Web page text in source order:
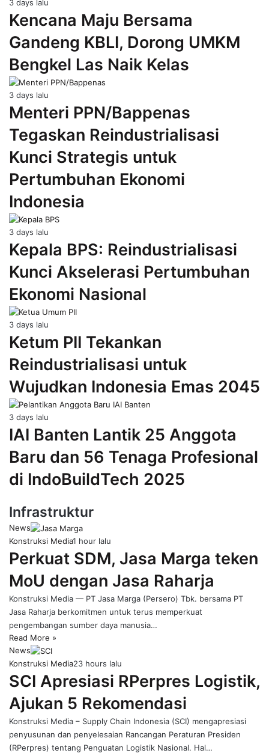
3 days lalu
Kencana Maju Bersama
Gandeng KBLI, Dorong UMKM
Bengkel Las Naik Kelas
3 days lalu
Menteri PPN/Bappenas
Tegaskan Reindustrialisasi
Kunci Strategis untuk
Pertumbuhan Ekonomi
Indonesia
3 days lalu
Kepala BPS: Reindustrialisasi
Kunci Akselerasi Pertumbuhan
Ekonomi Nasional
3 days lalu
Ketum PII Tekankan
Reindustrialisasi untuk
Wujudkan Indonesia Emas 2045
3 days lalu
IAI Banten Lantik 25 Anggota
Baru dan 56 Tenaga Profesional
di IndoBuildTech 2025
Infrastruktur
News
Konstruksi Media1 hour lalu
Perkuat SDM, Jasa Marga teken
MoU dengan Jasa Raharja
Konstruksi Media — PT Jasa Marga (Persero) Tbk. bersama PT
Jasa Raharja berkomitmen untuk terus memperkuat
pengembangan sumber daya manusia…
Read More »
News
Konstruksi Media23 hours lalu
SCI Apresiasi RPerpres Logistik,
Ajukan 5 Rekomendasi
Konstruksi Media – Supply Chain Indonesia (SCI) mengapresiasi
penyusunan dan penyelesaian Rancangan Peraturan Presiden
(RPerpres) tentang Penguatan Logistik Nasional. Hal…